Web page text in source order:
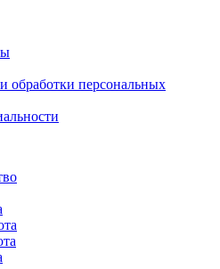
обработки персональных